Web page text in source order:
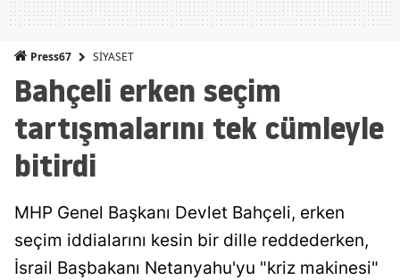
Press67 SİYASET
Bahçeli erken seçim
tartışmalarını tek cümleyle
bitirdi
MHP Genel Başkanı Devlet Bahçeli, erken
seçim iddialarını kesin bir dille reddederken,
İsrail Başbakanı Netanyahu'yu "kriz makinesi"